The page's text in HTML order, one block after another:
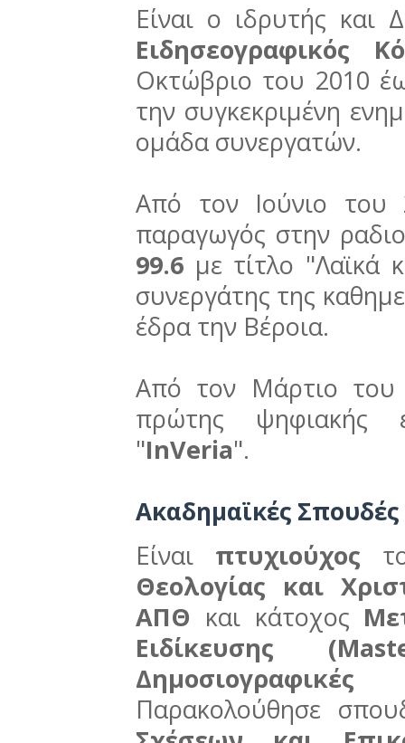
Είναι ο ιδρυτής και
Ειδησεογραφικός
Οκτώβριο του 2010
την συγκεκριμένη
ομάδα συνεργατών.
Από τον Ιούνιο
παραγωγός στην
99.6 με τίτλο "Λαϊκά
συνεργάτης της
έδρα την Βέροια.
Από τον Μάρτιο του
πρώτης ψηφιακής
"InVeria".
Ακαδημαϊκές
Είναι πτυχιούχος
Θεολογίας και
ΑΠΘ και κάτοχος
Ειδίκευσης
Παρακολούθησε